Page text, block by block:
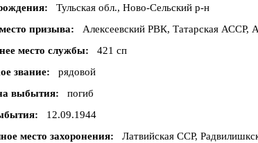
Тульская обл., Ново-Сельский р-н
призыва
Алексеевский РВК, Татарская АССР,
место службы
421 сп
звание
рядовой
выбытия
погиб
12.09.1944
место захоронения
Латвийская ССР,